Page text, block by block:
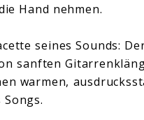
Hand nehmen.
seines Sounds:
sanften
warmen,